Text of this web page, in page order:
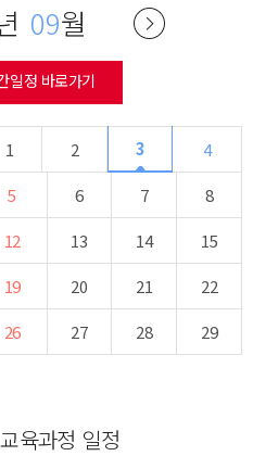
09월
일정 바로가기
1 2 3
4
5
6 7
8
12 13 14
15
19 20 21
22
26 27 28
29
육과정 일정